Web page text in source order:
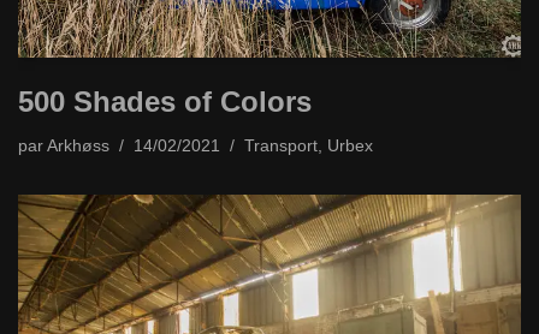
500 Shades of Colors
par Arkhøss 14/02/2021 Transport Urbex